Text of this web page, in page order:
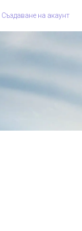
Създаване на акаунт